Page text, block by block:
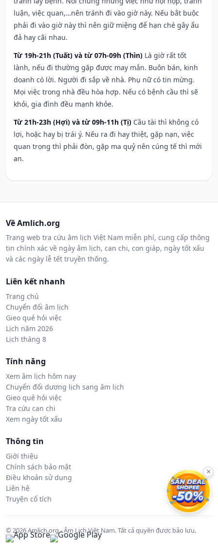
luận, việc quan,…nên tránh đi vào giờ này. Nếu bắt buộc
phải đi vào giờ này thì nên giữ miệng để hạn ché gây ẩu
đả hay cãi nhau.
Từ 19h-21h (Tuất) và từ 07h-09h (Thìn) Là giờ rất tốt
lành, nếu đi thường gặp được may mắn. Buôn bán, kinh
doanh có lời. Người đi sắp về nhà. Phụ nữ có tin mừng.
Mọi việc trong nhà đều hòa hợp. Nếu có bệnh cầu thì sẽ
khỏi, gia đình đều mạnh khỏe.
Từ 21h-23h (Hợi) và từ 09h-11h (Tị) Cầu tài thì không có
lợi, hoặc hay bị trái ý. Nếu ra đi hay thiệt, gặp nạn, việc
quan trọng thì phải đòn, gặp ma quỷ nên cúng tế thì mới
an.
Về Amlich.org
Trang web tra cứu âm lịch Việt Nam miễn phí, cung cấp thông
tin chính xác về ngày âm lịch, can chi, con giáp, ngày tốt xấu
và các ngày lễ tết truyền thống.
Liên kết nhanh
Trang chủ
Chuyển đổi âm lịch
Gieo quẻ hỏi việc
Lịch năm 2026
Lịch tháng 8
Tính năng
Xem âm lịch hôm nay
Chuyển đổi dương lịch sang âm lịch
Gieo quẻ hỏi việc
Tra cứu can chi
Xem ngày tốt xấu
Thông tin
Giới thiệu
Chính sách bảo mật
Điều khoản sử dụng
Liên hệ
Truyện cổ tích
© 2026 Amlich.org - Âm Lịch Việt Nam. Tất cả quyền được bảo lưu.
×